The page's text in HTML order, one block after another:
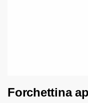
Forchettina